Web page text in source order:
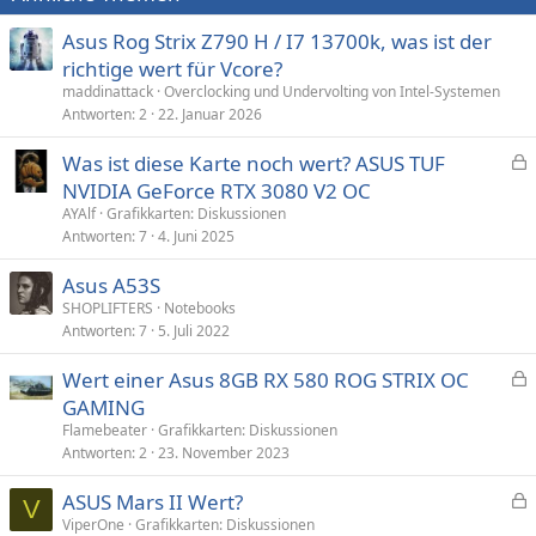
Asus Rog Strix Z790 H / I7 13700k, was ist der
richtige wert für Vcore?
maddinattack Overclocking und Undervolting von Intel-Systemen
Antworten 2 22. Januar 2026
e
Was ist diese Karte noch wert? ASUS TUF
NVIDIA GeForce RTX 3080 V2 OC
AYAlf Grafikkarten: Diskussionen
Antworten 7 4. Juni 2025
Asus A53S
SHOPLIFTERS
Notebooks
Antworten 7 5. Juli 2022
e
r
Wert einer Asus 8GB RX 580 ROG STRIX OC
GAMING
Flamebeater Grafikkarten: Diskussionen
Antworten 2 23. November 2023
V ASUS Mars II Wert?
ViperOne Grafikkarten: Diskussionen